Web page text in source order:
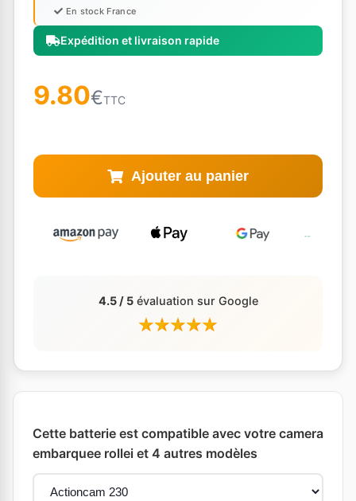
Expédition et livraison rapide
En stock France
9.80€TTC
Ajouter au panier
4.5 / 5évaluation sur Google
Cette batterie est compatible avec votre camera
embarquee rollei et 4 autres modèles